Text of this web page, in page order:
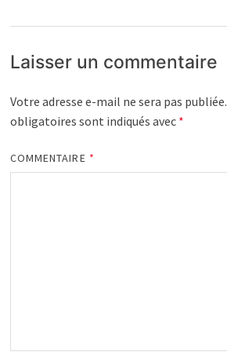
Laisser un commentaire
Votre adresse e-mail ne sera pas publiée.
obligatoires sont indiqués avec *
COMMENTAIRE *